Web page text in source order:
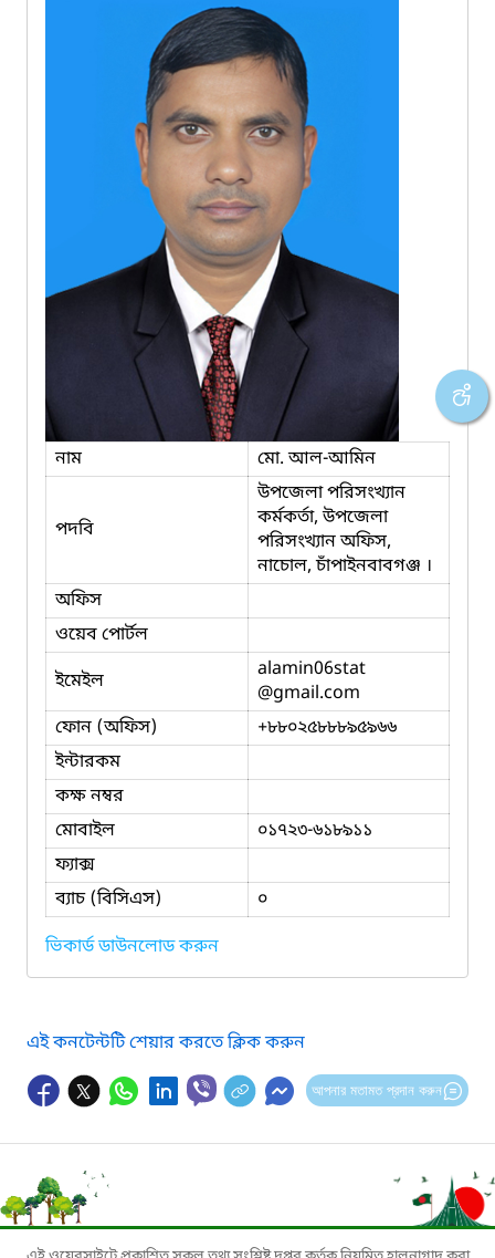
নাম মো. আল-আমিন
পদবি
উপজেলা পরিসংখ্যান
কর্মকর্তা, উপজেলা
পরিসংখ্যান অফিস,
নাচোল, চাঁপাইনবাবগঞ্জ ।
অফিস
ওয়েব পোর্টল
ইমেইল
alamin06stat
@gmail.com
ফোন (অফিস)
+৮৮০২৫৮৮৮৯৫৯৬৬
ইন্টারকম
কক্ষ নম্বর
মোবাইল
০১৭২৩-৬১৮৯১১
ফ্যাক্স
ব্যাচ (বিসিএস)
০
ভিকার্ড ডাউনলোড করুন
এই কনটেন্টটি শেয়ার করতে ক্লিক করুন
আপনার মতামত প্রদান করুন